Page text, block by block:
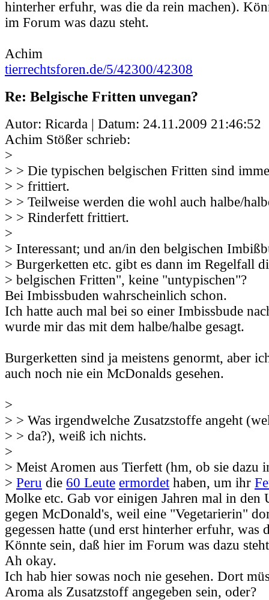
hinterher erfuhr, was die da rein machen).
im Forum was dazu steht.
Achim
tierrechtsforen.de/5/42300/42308
Re: Belgische Fritten unvegan?
Autor: Ricarda | Datum: 24.11.2009 21:46:52
Achim Stößer schrieb:
>
> > Die typischen belgischen Fritten sind
> > frittiert.
> > Teilweise werden die wohl auch halbe/
> > Rinderfett frittiert.
>
> Interessant; und an/in den belgischen
> Burgerketten etc. gibt es dann im Regelfall
> belgischen Fritten", keine "untypischen"?
Bei Imbissbuden wahrscheinlich schon.
Ich hatte auch mal bei so einer Imbissbude
wurde mir das mit dem halbe/halbe gesagt.
Burgerketten sind ja meistens genormt, aber
auch noch nie ein McDonalds gesehen.
>
> > Was irgendwelche Zusatzstoffe angeht
> > da?), weiß ich nichts.
>
> Meist Aromen aus Tierfett (hm, ob sie dazu
> Peru die 60 Leute ermordet haben, um ihr
Molke etc. Gab vor einigen Jahren mal in den
gegen McDonald's, weil eine "Vegetarierin"
gegessen hatte (und erst hinterher erfuhr, was
Könnte sein, daß hier im Forum was dazu
Ah okay.
Ich hab hier sowas noch nie gesehen. Dort
Aroma als Zusatzstoff angegeben sein, oder?